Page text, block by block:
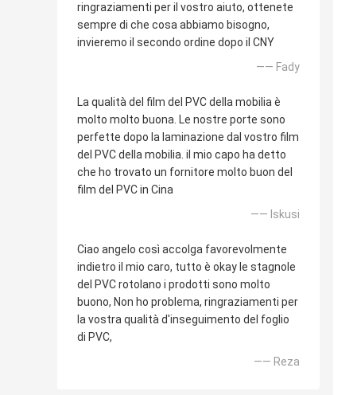
ringraziamenti per il vostro aiuto, ottenete
sempre di che cosa abbiamo bisogno,
invieremo il secondo ordine dopo il CNY
—— Fady
La qualità del film del PVC della mobilia è
molto molto buona. Le nostre porte sono
perfette dopo la laminazione dal vostro film
del PVC della mobilia. il mio capo ha detto
che ho trovato un fornitore molto buon del
film del PVC in Cina
—— Iskusi
Ciao angelo così accolga favorevolmente
indietro il mio caro, tutto è okay le stagnole
del PVC rotolano i prodotti sono molto
buono, Non ho problema, ringraziamenti per
la vostra qualità d'inseguimento del foglio
di PVC,
—— Reza